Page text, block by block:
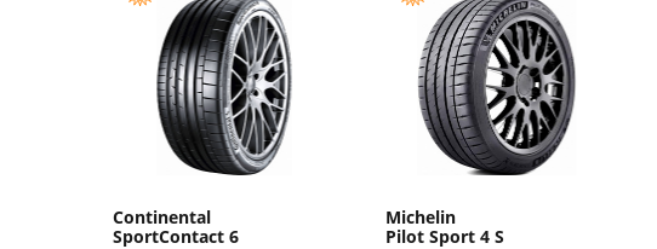
Continental
SportContact 6
Michelin
Pilot Sport 4 S